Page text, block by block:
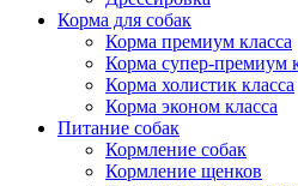
Корма для собак
Корма премиум класса
Корма супер-премиум
Корма холистик класса
Корма эконом класса
Питание собак
Кормление собак
Кормление щенков